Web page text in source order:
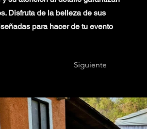
Disfruta de la belleza de sus
para hacer de tu evento
Siguiente